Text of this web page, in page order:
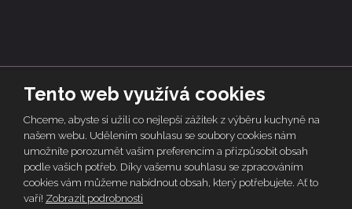
Tento web je chráněn pomocí Google ReCAPTCHA a platí pro něj
ochrany osobních údajů
a smluvní podmínky společnosti Google.
Mapa stránek Obchodní podmínky
Záruky
Nakládání s osobními údaji
Tento web využívá cookies
Chceme, abyste si užili co nejlepší zážitek z výběru kuchyně na
našem webu. Udělením souhlasu se soubory cookies nám
umožníte porozumět vašim preferencím a přizpůsobit obsah
podle vašich potřeb. Díky vašemu souhlasu se zpracováním
cookies vám můžeme nabídnout obsah, který potřebujete. Ať to
vaří! Zobrazit podrobnosti